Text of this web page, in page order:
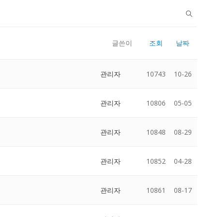
글쓴이 조회 날짜
관리자 10743 10-26
관리자 10806 05-05
관리자 10848 08-29
관리자 10852 04-28
관리자 10861 08-17